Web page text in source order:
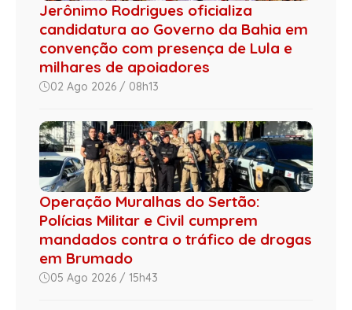
Jerônimo Rodrigues oficializa
candidatura ao Governo da Bahia em
convenção com presença de Lula e
milhares de apoiadores
02 Ago 2026 / 08h13
Operação Muralhas do Sertão:
Polícias Militar e Civil cumprem
mandados contra o tráfico de drogas
em Brumado
05 Ago 2026 / 15h43